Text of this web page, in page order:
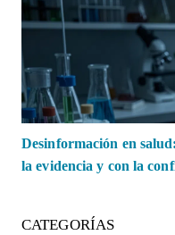
Desinformación en
la evidencia y con la
CATEGORÍAS